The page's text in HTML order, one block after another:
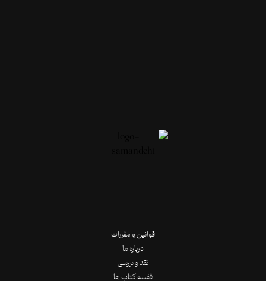
قوانین و مقررات
درباره ما
نقد و بررسی
قفسه کتاب ها